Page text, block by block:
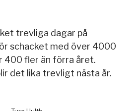
trevliga dagar på
schacket med över 4000
400 fler än förra året.
det lika trevligt nästa år.